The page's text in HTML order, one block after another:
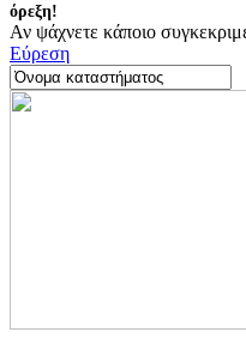
όρεξη!
Αν ψάχνετε κάποιο
Εύρεση